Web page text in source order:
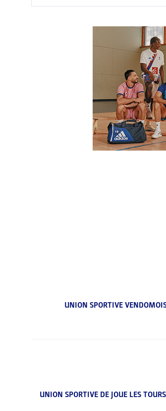
UNION SPORTIVE
UNION SPORTIVE DE JOUE LES